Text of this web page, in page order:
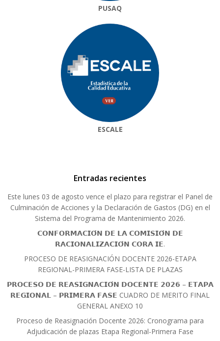
PUSAQ
ESCALE
Entradas recientes
Este lunes 03 de agosto vence el plazo para registrar el Panel de
Culminación de Acciones y la Declaración de Gastos (DG) en el
Sistema del Programa de Mantenimiento 2026.
𝗖𝗢𝗡𝗙𝗢𝗥𝗠𝗔𝗖𝗜𝗢́𝗡 𝗗𝗘 𝗟𝗔 𝗖𝗢𝗠𝗜𝗦𝗜𝗢́𝗡 𝗗𝗘
𝗥𝗔𝗖𝗜𝗢𝗡𝗔𝗟𝗜𝗭𝗔𝗖𝗜𝗢́𝗡 𝗖𝗢𝗥𝗔 𝗜𝗘.
PROCESO DE REASIGNACIÓN DOCENTE 2026-ETAPA
REGIONAL-PRIMERA FASE-LISTA DE PLAZAS
𝗣𝗥𝗢𝗖𝗘𝗦𝗢 𝗗𝗘 𝗥𝗘𝗔𝗦𝗜𝗚𝗡𝗔𝗖𝗜𝗢́𝗡 𝗗𝗢𝗖𝗘𝗡𝗧𝗘 𝟮𝟬𝟮𝟲 – 𝗘𝗧𝗔𝗣𝗔
𝗥𝗘𝗚𝗜𝗢𝗡𝗔𝗟 – 𝗣𝗥𝗜𝗠𝗘𝗥𝗔 𝗙𝗔𝗦𝗘 CUADRO DE MERITO FINAL
GENERAL ANEXO 10
Proceso de Reasignación Docente 2026: Cronograma para
Adjudicación de plazas Etapa Regional-Primera Fase